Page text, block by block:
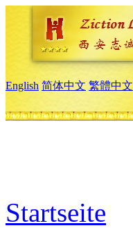
English 简体中文 繁體中文
Startseite